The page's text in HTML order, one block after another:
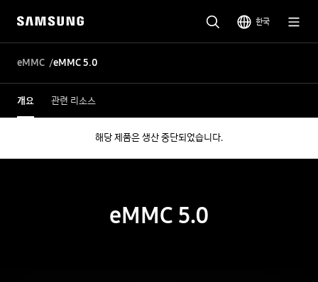
한국
eMMC eMMC 5.0
개요 관련 리소스
해당 제품은 생산 중단되었습니다.
eMMC 5.0